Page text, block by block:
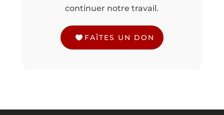
continuer notre travail.
FAÎTES UN DON